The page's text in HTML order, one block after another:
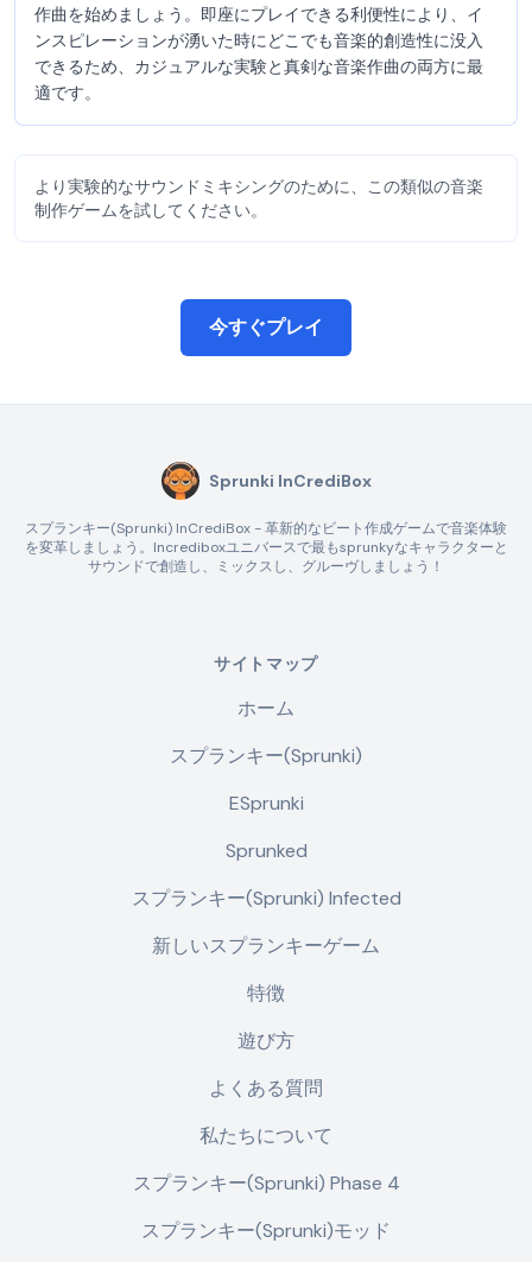
作曲を始めましょう。即座にプレイできる利便性により、イ
ンスピレーションが湧いた時にどこでも音楽的創造性に没入
できるため、カジュアルな実験と真剣な音楽作曲の両方に最
適です。
より実験的なサウンドミキシングのために、この類似の音楽
制作ゲームを試してください。
今すぐプレイ
Sprunki InCrediBox
スプランキー(Sprunki) InCrediBox - 革新的なビート作成ゲームで音楽体験
を変革しましょう。Incrediboxユニバースで最もsprunkyなキャラクターと
サウンドで創造し、ミックスし、グルーヴしましょう！
サイトマップ
ホーム
スプランキー(Sprunki)
ESprunki
Sprunked
スプランキー(Sprunki) Infected
新しいスプランキーゲーム
特徴
遊び方
よくある質問
私たちについて
スプランキー(Sprunki) Phase 4
スプランキー(Sprunki)モッド